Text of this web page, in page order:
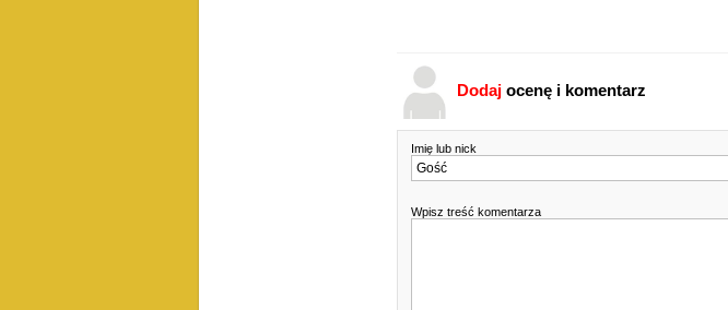
Dodaj ocenę i komentarz
Imię lub nick
Wpisz treść komentarza